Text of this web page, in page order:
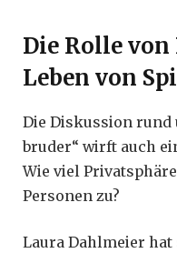
Die Rolle
Leben von
Die Diskussion
bruder“ wirft auch
Wie viel
Personen zu?
Laura Dahlmeier